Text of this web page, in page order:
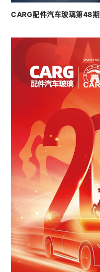
CARG配件汽车玻璃第48期